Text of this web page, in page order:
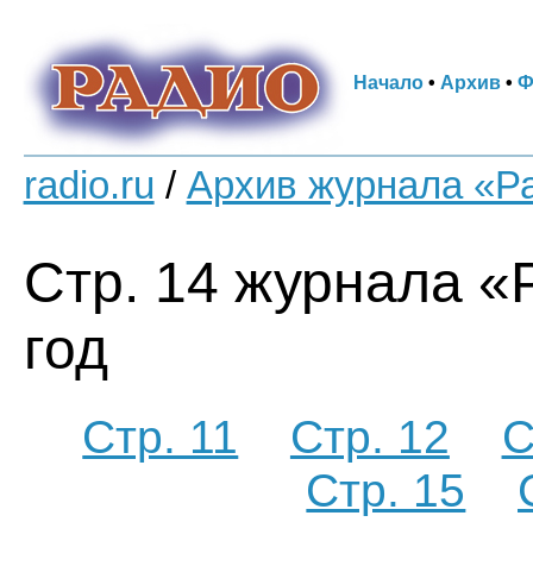
Начало• Архив•
radio.ru / Архив журнала
Стр. 14 журнала
год
Стр. 11 Стр. 12
Стр. 15